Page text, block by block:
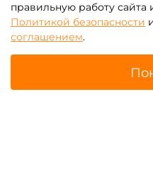
Надувные парки
правильную работу сайта
Политикой безопасности
соглашением.